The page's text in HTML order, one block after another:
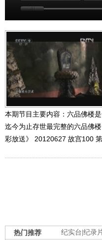
本期节目主要内容：六品佛楼
迄今为止存世最完整的六品佛
彩放送》 20120627 故宫100 第
纪实台 纪录
热门推荐